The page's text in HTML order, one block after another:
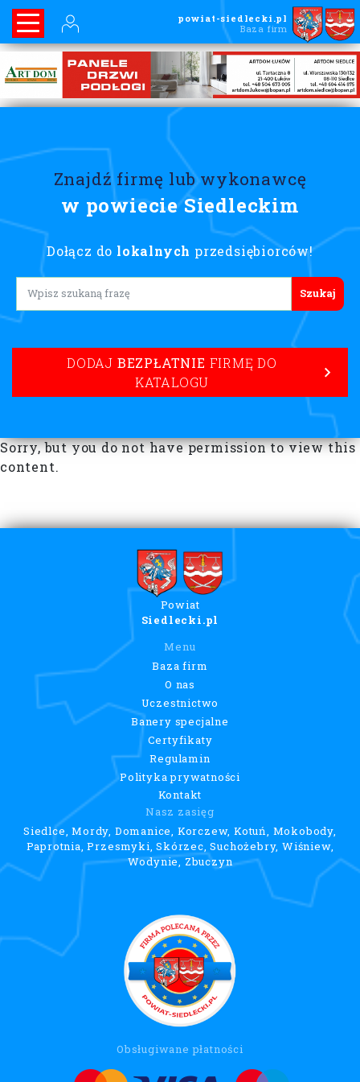
powiat-siedlecki.pl
Baza firm
Znajdź firmę lub wykonawcę
w powiecie Siedleckim
Dołącz do lokalnych przedsiębiorców!
Lorem ipsum
DODAJ BEZPŁATNIE FIRMĘ DO
KATALOGU
Sorry, but you do not have permission to view this
content.
Powiat
Siedlecki.pl
Menu
Baza firm
O nas
Uczestnictwo
Banery specjalne
Certyfikaty
Regulamin
Polityka prywatności
Kontakt
Nasz zasięg
Siedlce, Mordy, Domanice, Korczew, Kotuń, Mokobody,
Paprotnia, Przesmyki, Skórzec, Suchożebry, Wiśniew,
Wodynie, Zbuczyn
Obsługiwane płatności